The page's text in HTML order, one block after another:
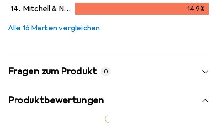
13,1%
14. Mitchell & Ness 14,9%
Alle 16 Marken vergleichen
Fragen zum Produkt 0
Produktbewertungen